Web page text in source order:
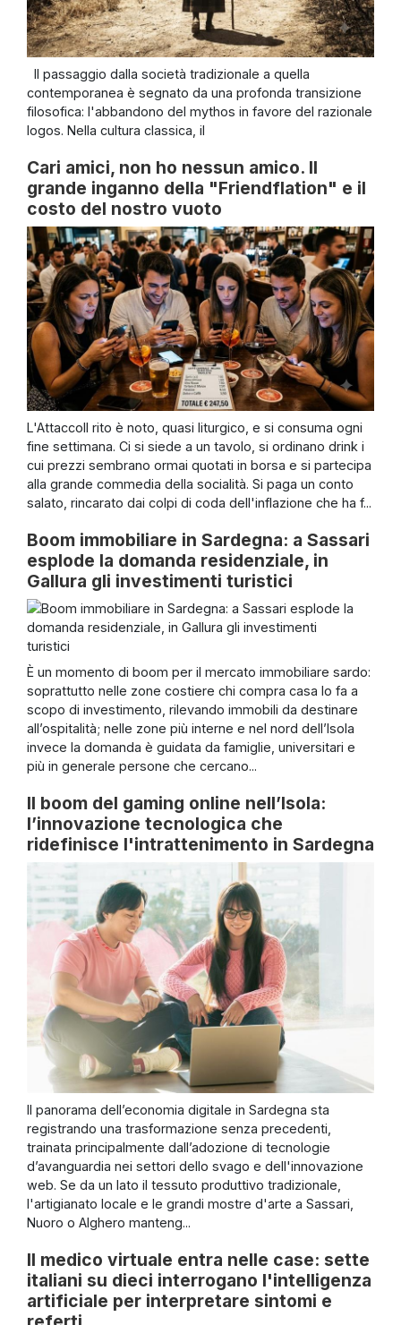
Il passaggio dalla società tradizionale a quella
contemporanea è segnato da una profonda transizione
filosofica: l'abbandono del mythos in favore del razionale
logos. Nella cultura classica, il
Cari amici, non ho nessun amico. Il
grande inganno della "Friendflation" e il
costo del nostro vuoto
L'AttaccoIl rito è noto, quasi liturgico, e si consuma ogni
fine settimana. Ci si siede a un tavolo, si ordinano drink i
cui prezzi sembrano ormai quotati in borsa e si partecipa
alla grande commedia della socialità. Si paga un conto
salato, rincarato dai colpi di coda dell'inflazione che ha f...
Boom immobiliare in Sardegna: a Sassari
esplode la domanda residenziale, in
Gallura gli investimenti turistici
È un momento di boom per il mercato immobiliare sardo:
soprattutto nelle zone costiere chi compra casa lo fa a
scopo di investimento, rilevando immobili da destinare
all’ospitalità; nelle zone più interne e nel nord dell’Isola
invece la domanda è guidata da famiglie, universitari e
più in generale persone che cercano...
Il boom del gaming online nell’Isola:
l’innovazione tecnologica che
ridefinisce l'intrattenimento in Sardegna
Il panorama dell’economia digitale in Sardegna sta
registrando una trasformazione senza precedenti,
trainata principalmente dall’adozione di tecnologie
d’avanguardia nei settori dello svago e dell'innovazione
web. Se da un lato il tessuto produttivo tradizionale,
l'artigianato locale e le grandi mostre d'arte a Sassari,
Nuoro o Alghero manteng...
Il medico virtuale entra nelle case: sette
italiani su dieci interrogano l'intelligenza
artificiale per interpretare sintomi e